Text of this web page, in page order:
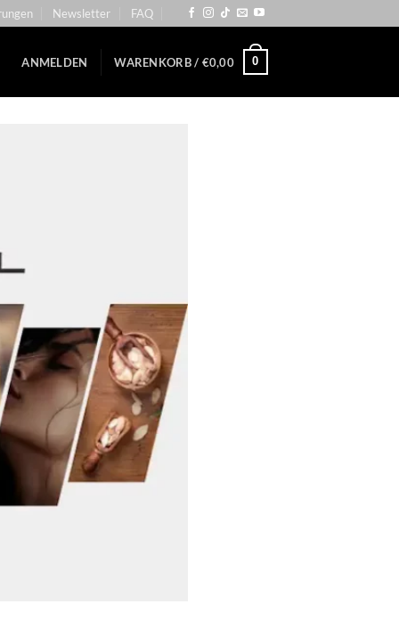
Newsletter FAQ
ANMELDEN WARENKORB / €0,00 0